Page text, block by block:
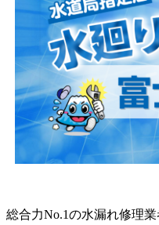
総合力No.1の水漏れ修理